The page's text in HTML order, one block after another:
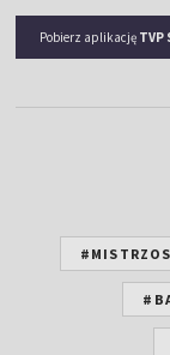
Pobierz aplikację TVP